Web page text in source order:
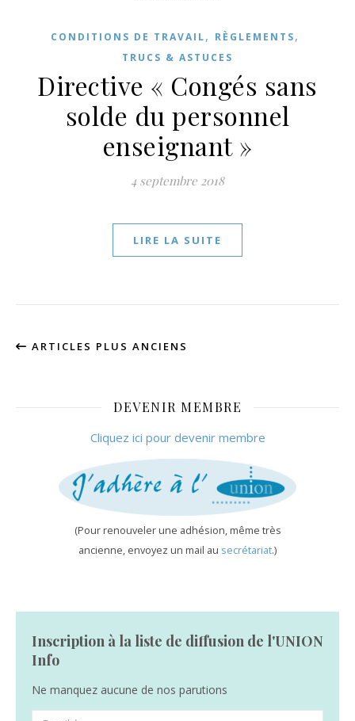
CONDITIONS DE TRAVAIL, RÈGLEMENTS,
TRUCS & ASTUCES
Directive « Congés sans
solde du personnel
enseignant »
4 septembre 2018
LIRE LA SUITE
ARTICLES PLUS ANCIENS
DEVENIR MEMBRE
Cliquez ici pour devenir membre
(Pour renouveler une adhésion, même très
ancienne, envoyez un mail au secrétariat.)
Inscription à la liste de diffusion de l'UNION
Info
Ne manquez aucune de nos parutions